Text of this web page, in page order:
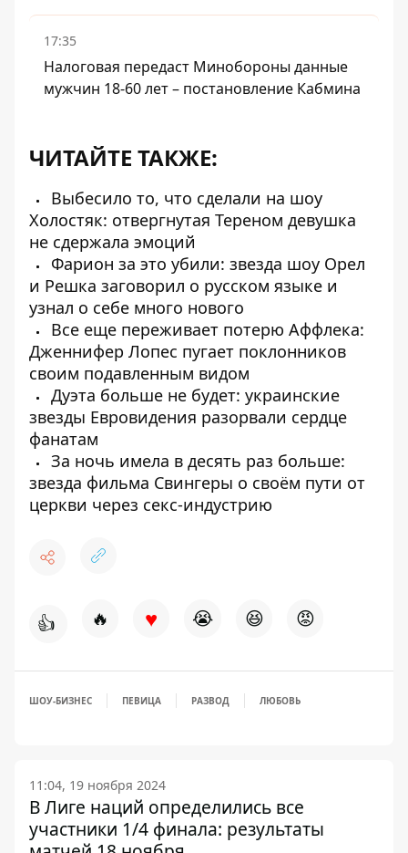
17:35
Налоговая передаст Минобороны данные
мужчин 18-60 лет – постановление Кабмина
ЧИТАЙТЕ ТАКЖЕ:
Выбесило то, что сделали на шоу
Холостяк: отвергнутая Тереном девушка
не сдержала эмоций
Фарион за это убили: звезда шоу Орел
и Решка заговорил о русском языке и
узнал о себе много нового
Все еще переживает потерю Аффлека:
Дженнифер Лопес пугает поклонников
своим подавленным видом
Дуэта больше не будет: украинские
звезды Евровидения разорвали сердце
фанатам
За ночь имела в десять раз больше:
звезда фильма Свингеры о своём пути от
церкви через секс-индустрию
👍 🔥 ♥ 😭 😆 😡
ШОУ-БИЗНЕС ПЕВИЦА РАЗВОД ЛЮБОВЬ
11:04, 19 ноября 2024
В Лиге наций определились все
участники 1/4 финала: результаты